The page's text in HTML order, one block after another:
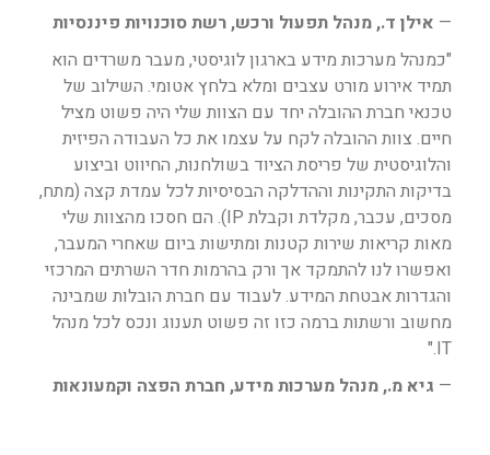
— אילן ד., מנהל תפעול ורכש, רשת סוכנויות פיננסיות
"כמנהל מערכות מידע בארגון לוגיסטי, מעבר משרדים הוא
תמיד אירוע מורט עצבים ומלא בלחץ אטומי. השילוב של
טכנאי חברת ההובלה יחד עם הצוות שלי היה פשוט מציל
חיים. צוות ההובלה לקח על עצמו את כל העבודה הפיזית
והלוגיסטית של פריסת הציוד בשולחנות, החיווט וביצוע
בדיקות התקינות וההדלקה הבסיסיות לכל עמדת קצה (מתח,
מסכים, עכבר, מקלדת וקבלת IP). הם חסכו מהצוות שלי
מאות קריאות שירות קטנות ומתישות ביום שאחרי המעבר,
ואפשרו לנו להתמקד אך ורק בהרמות חדר השרתים המרכזי
והגדרות אבטחת המידע. לעבוד עם חברת הובלות שמבינה
מחשוב ורשתות ברמה כזו זה פשוט תענוג ונכס לכל מנהל
IT."
— גיא מ., מנהל מערכות מידע, חברת הפצה וקמעונאות